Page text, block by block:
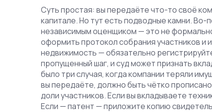
Суть простая: вы передаёте что-то своё
капитале. Но тут есть подводные камни.
независимым оценщиком — это не
оформить протокол собрания участников и
недвижимость — обязательно
пропущенный шаг, и суд может признать
было три случая, когда компании теряли
вы передаёте, должно быть чётко
доли участников. Если вы вкладываете
Если — патент — приложите копию